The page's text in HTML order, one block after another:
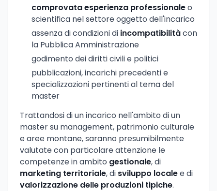
comprovata esperienza professionaleo
scientifica nel settore oggetto dell'incarico
assenza di condizioni di incompatibilitàcon
la Pubblica Amministrazione
godimento dei diritti civili e politici
pubblicazioni, incarichi precedenti e
specializzazioni pertinenti al tema del
master
Trattandosi di un incarico nell'ambito di un
master su management, patrimonio culturale
e aree montane, saranno presumibilmente
valutate con particolare attenzione le
competenze in ambito gestionale, di
marketing territoriale, di sviluppo localee di
valorizzazione delle produzioni tipiche.